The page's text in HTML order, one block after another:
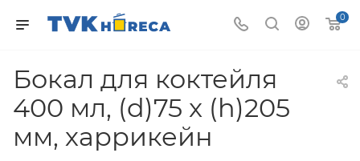
0
Бокал для коктейля
400 мл, (d)75 x (h)205
мм, харрикейн